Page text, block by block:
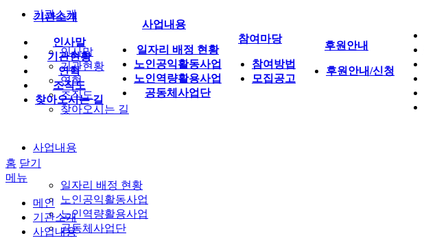
기관소개
인사말
기관현황
연혁
조직도
찾아오시는 길
사업내용
일자리 배정 현황
노인공익활동사업
노인역량활용사업
공동체사업단
기관소개
인사말
기관현황
연혁
조직도
찾아오시는 길
사업내용
일자리 배정 현황
노인공익활동사업
노인역량활용사업
공동체사업단
참여마당
참여방법
모집공고
후원안내
후원안내/신청
홈 닫기
메뉴
메인
기관소개
사업내용